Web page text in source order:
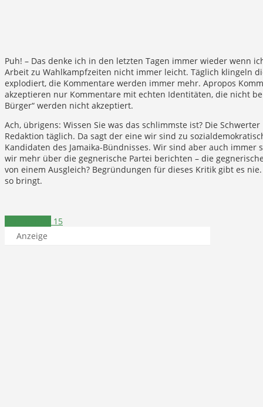
Puh! – Das denke ich in den letzten Tagen immer wieder wenn
Arbeit zu Wahlkampfzeiten nicht immer leicht. Täglich klingeln
explodiert, die Kommentare werden immer mehr. Apropos
akzeptieren nur Kommentare mit echten Identitäten, die nicht
Bürger“ werden nicht akzeptiert.
Ach, übrigens: Wissen Sie was das schlimmste ist? Die
Redaktion täglich. Da sagt der eine wir sind zu
Kandidaten des Jamaika-Bündnisses. Wir sind aber auch
wir mehr über die gegnerische Partei berichten – die
von einem Ausgleich? Begründungen für dieses Kritik gibt es
so bringt.
15
Anzeige